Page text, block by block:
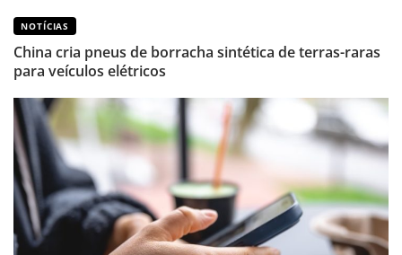
NOTÍCIAS
China cria pneus de borracha sintética de terras-raras
para veículos elétricos